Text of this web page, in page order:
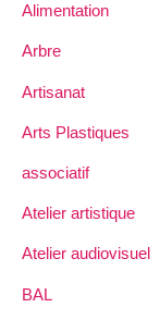
Alimentation
Arbre
Artisanat
Arts Plastiques
associatif
Atelier artistique
Atelier audiovisuel
BAL